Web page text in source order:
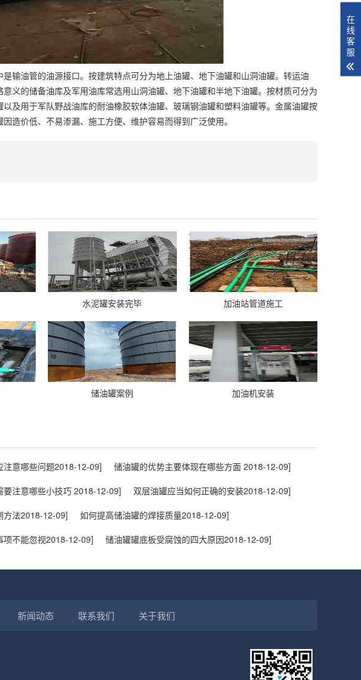
输油管的油源接口。按建筑特点可分为地上油罐、地下油罐和山洞油罐。转运油
义的储备油库及军用油库常选用山洞油罐、地下油罐和半地下油罐。按材质可分为
及用于军队野战油库的耐油橡胶软体油罐、玻璃钢油罐和塑料油罐等。金属油罐按
造价低、不易渗漏、施工方便、维护容易而得到广泛使用。
水泥罐安装完毕 加油站管道施工
储油罐案例 加油机安装
注意哪些问题2018-12-09] 储油罐的优势主要体现在哪些方面 2018-12-09]
要注意哪些小技巧 2018-12-09] 双层油罐应当如何正确的安装2018-12-09]
方法2018-12-09] 如何提高储油罐的焊接质量2018-12-09]
项不能忽视2018-12-09] 储油罐罐底板受腐蚀的四大原因2018-12-09]
新闻动态 联系我们 关于我们
在
线
客
服